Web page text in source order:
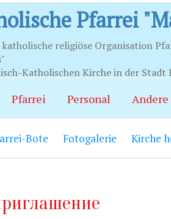
Pfarrei
religiöse Organisation
Katholischen Kirche in der Stadt
Pfarrei Personal
Bote Fotogalerie Kirche
Stunden
Храм:Главный вход на
Часовня Св.Серафима Саровского:
21.00.
06.00 до 22.00 (по звонку